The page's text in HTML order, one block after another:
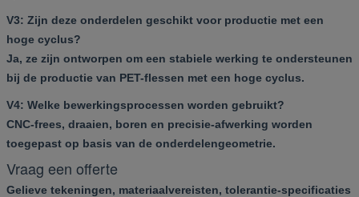
V3: Zijn deze onderdelen geschikt voor productie met een
hoge cyclus?
Ja, ze zijn ontworpen om een stabiele werking te ondersteunen
bij de productie van PET-flessen met een hoge cyclus.
V4: Welke bewerkingsprocessen worden gebruikt?
CNC-frees, draaien, boren en precisie-afwerking worden
toegepast op basis van de onderdelengeometrie.
Vraag een offerte
Gelieve tekeningen, materiaalvereisten, tolerantie-specificaties